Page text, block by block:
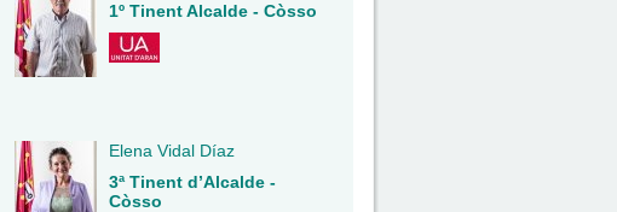
1º Tinent Alcalde - Còsso
Elena Vidal Díaz
3ª Tinent d’Alcalde -
Còsso